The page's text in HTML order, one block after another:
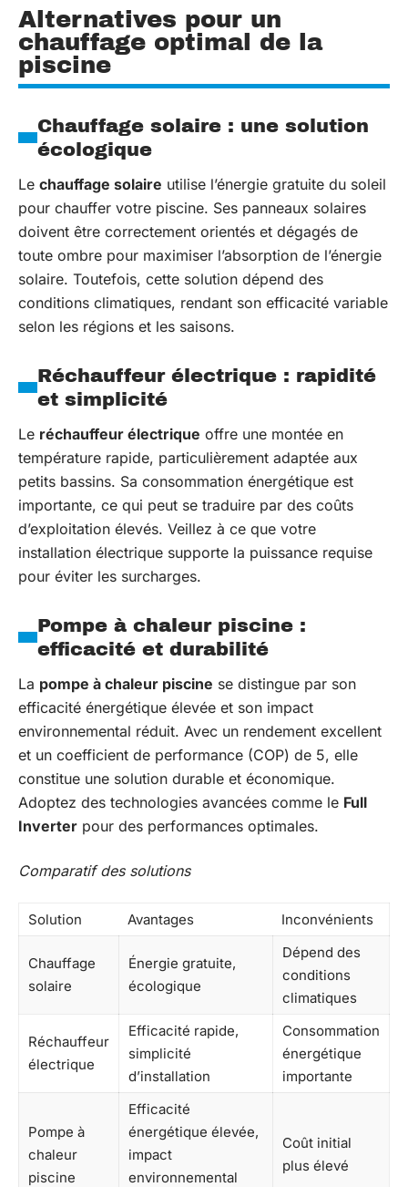
Alternatives pour un
chauffage optimal de la
piscine
Chauffage solaire : une solution
écologique
Le chauffage solaire utilise l’énergie gratuite du soleil
pour chauffer votre piscine. Ses panneaux solaires
doivent être correctement orientés et dégagés de
toute ombre pour maximiser l’absorption de l’énergie
solaire. Toutefois, cette solution dépend des
conditions climatiques, rendant son efficacité variable
selon les régions et les saisons.
Réchauffeur électrique : rapidité
et simplicité
Le réchauffeur électrique offre une montée en
température rapide, particulièrement adaptée aux
petits bassins. Sa consommation énergétique est
importante, ce qui peut se traduire par des coûts
d’exploitation élevés. Veillez à ce que votre
installation électrique supporte la puissance requise
pour éviter les surcharges.
Pompe à chaleur piscine :
efficacité et durabilité
La pompe à chaleur piscine se distingue par son
efficacité énergétique élevée et son impact
environnemental réduit. Avec un rendement excellent
et un coefficient de performance (COP) de 5, elle
constitue une solution durable et économique.
Adoptez des technologies avancées comme le Full
Inverter pour des performances optimales.
Comparatif des solutions
Solution Avantages Inconvénients
Chauffage
solaire
Énergie gratuite,
écologique
Dépend des
conditions
climatiques
Réchauffeur
électrique
Efficacité rapide,
simplicité
d’installation
Consommation
énergétique
importante
Pompe à
chaleur
piscine
Efficacité
énergétique élevée,
impact
environnemental
Coût initial
plus élevé